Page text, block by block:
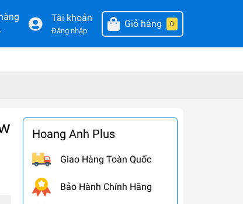
Tài khoản
Đăng nhập
Giỏ hàng 0
Hoang Anh Plus
Giao Hàng Toàn Quốc
Bảo Hành Chính Hãng